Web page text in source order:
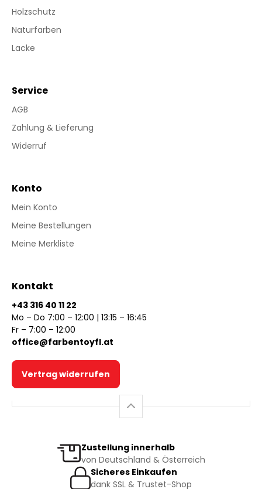
Holzschutz
Naturfarben
Lacke
Service
AGB
Zahlung & Lieferung
Widerruf
Konto
Mein Konto
Meine Bestellungen
Meine Merkliste
Kontakt
+43 316 40 11 22
Mo – Do 7:00 – 12:00 | 13:15 – 16:45
Fr – 7:00 – 12:00
office@farbentoyfl.at
Vertrag widerrufen
Zustellung innerhalb
von Deutschland & Österreich
Sicheres Einkaufen
dank SSL & Trustet-Shop